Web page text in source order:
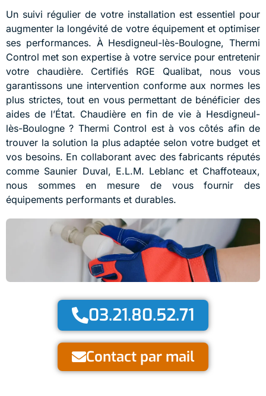
Un suivi régulier de votre installation est essentiel pour
augmenter la longévité de votre équipement et optimiser
ses performances. À Hesdigneul-lès-Boulogne, Thermi
Control met son expertise à votre service pour entretenir
votre chaudière. Certifiés RGE Qualibat, nous vous
garantissons une intervention conforme aux normes les
plus strictes, tout en vous permettant de bénéficier des
aides de l’État. Chaudière en fin de vie à Hesdigneul-
lès-Boulogne ? Thermi Control est à vos côtés afin de
trouver la solution la plus adaptée selon votre budget et
vos besoins. En collaborant avec des fabricants réputés
comme Saunier Duval, E.L.M. Leblanc et Chaffoteaux,
nous sommes en mesure de vous fournir des
équipements performants et durables.
03.21.80.52.71
Contact par mail